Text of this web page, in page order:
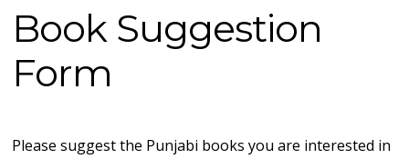
Book Suggestion
Form
Please suggest the Punjabi books you are interested in